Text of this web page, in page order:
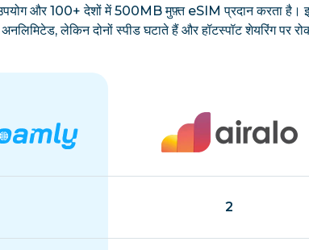
और 100+ देशों में 500MB मुफ़्त eSIM प्रदान करता
अनलिमिटेड, लेकिन दोनों स्पीड घटाते हैं और हॉटस्पॉट शेयरिंग पर
2